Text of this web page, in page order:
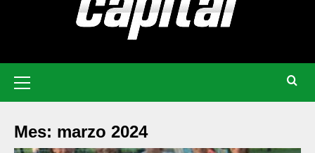
Mes: marzo 2024